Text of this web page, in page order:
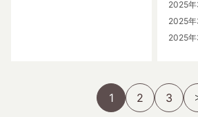
2025年
2025年
2025
1 2 3